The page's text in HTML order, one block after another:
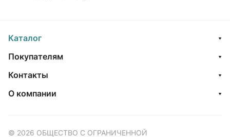
Каталог
Покупателям
Контакты
О компании
© 2026 ОБЩЕСТВО С ОГРАНИЧЕННОЙ